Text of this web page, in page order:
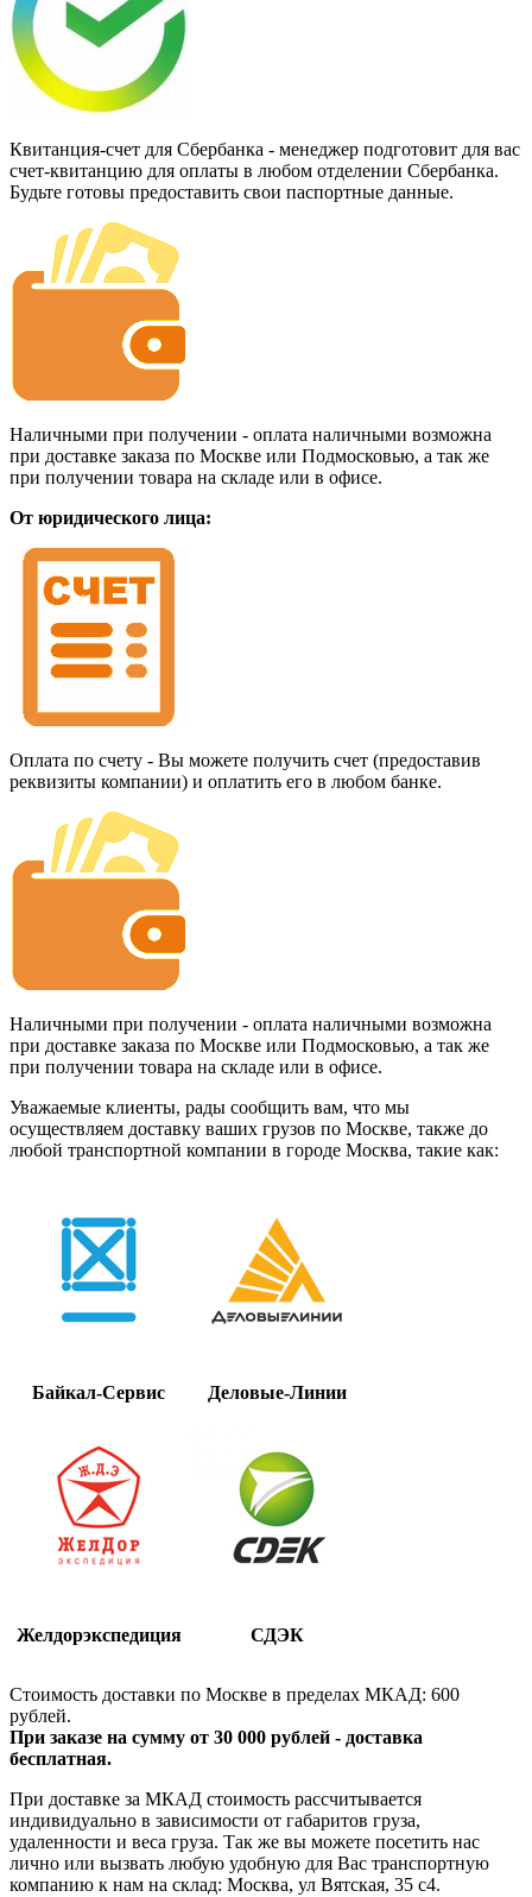
Квитанция-счет для Сбербанка - менеджер подготовит для вас
счет-квитанцию для оплаты в любом отделении Сбербанка.
Будьте готовы предоставить свои паспортные данные.
Наличными при получении - оплата наличными возможна
при доставке заказа по Москве или Подмосковью, а так же
при получении товара на складе или в офисе.
От юридического лица:
Оплата по счету - Вы можете получить счет (предоставив
реквизиты компании) и оплатить его в любом банке.
Наличными при получении - оплата наличными возможна
при доставке заказа по Москве или Подмосковью, а так же
при получении товара на складе или в офисе.
Уважаемые клиенты, рады сообщить вам, что мы
осуществляем доставку ваших грузов по Москве, также до
любой транспортной компании в городе Москва, такие как:
Байкал-Сервис Деловые-Линии
Желдорэкспедиция СДЭК
Стоимость доставки по Москве в пределах МКАД: 600
рублей.
При заказе на сумму от 30 000 рублей - доставка
бесплатная.
При доставке за МКАД стоимость рассчитывается
индивидуально в зависимости от габаритов груза,
удаленности и веса груза. Так же вы можете посетить нас
лично или вызвать любую удобную для Вас транспортную
компанию к нам на склад: Москва, ул Вятская, 35 c4.